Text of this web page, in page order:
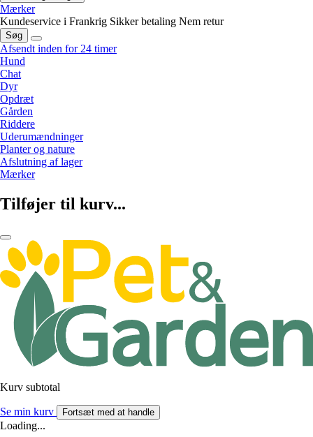
Mærker
Kundeservice i Frankrig Sikker betaling Nem retur
Søg
Afsendt inden for 24 timer
Hund
Chat
Dyr
Opdræt
Gården
Riddere
Uderumændninger
Planter og nature
Afslutning af lager
Mærker
Tilføjer til kurv...
Kurv subtotal
Se min kurv Fortsæt med at handle
Loading...